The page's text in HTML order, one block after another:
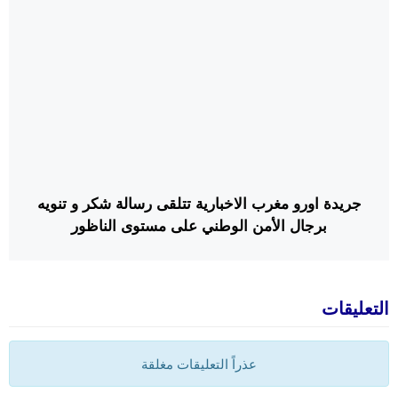
جريدة اورو مغرب الاخبارية تتلقى رسالة شكر و تنويه
برجال الأمن الوطني على مستوى الناظور
التعليقات
عذراً التعليقات مغلقة